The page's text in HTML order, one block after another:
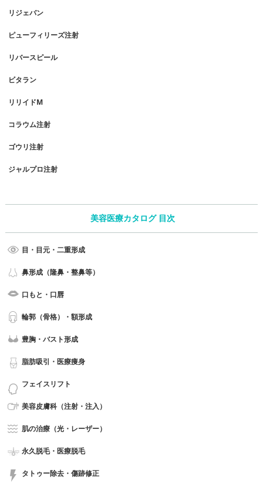
リジェバン
ピューフィリーズ注射
リバースピール
ビタラン
リリイドM
コラウム注射
ゴウリ注射
ジャルプロ注射
美容医療カタログ 目次
目・目元・二重形成
鼻形成（隆鼻・整鼻等）
口もと・口唇
輪郭（骨格）・額形成
豊胸・バスト形成
脂肪吸引・医療痩身
フェイスリフト
美容皮膚科（注射・注入）
肌の治療（光・レーザー）
永久脱毛・医療脱毛
タトゥー除去・傷跡修正